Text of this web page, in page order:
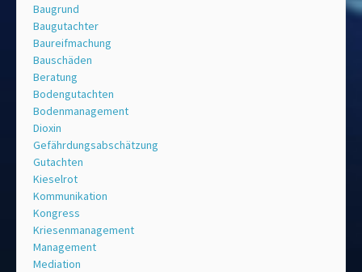
Baugrund
Baugutachter
Baureifmachung
Bauschäden
Beratung
Bodengutachten
Bodenmanagement
Dioxin
Gefährdungsabschätzung
Gutachten
Kieselrot
Kommunikation
Kongress
Kriesenmanagement
Management
Mediation